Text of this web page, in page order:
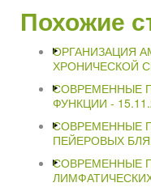
Похожие
ОРГАНИЗАЦИЯ
ХРОНИЧЕСКОЙ
СОВРЕМЕННЫЕ
ФУНКЦИИ -
СОВРЕМЕННЫЕ
ПЕЙЕРОВЫХ
СОВРЕМЕННЫЕ